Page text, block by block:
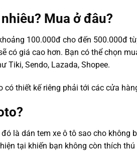
? Mua ở đâu?
100.000đ cho đến 500.000đ
có giá cao hơn. Bạn có thể chọn
Tiki, Sendo, Lazada, Shopee.
thiết kế riêng phải tới các cửa
là dán tem xe ô tô sao cho không
tại khiến bạn không còn thích